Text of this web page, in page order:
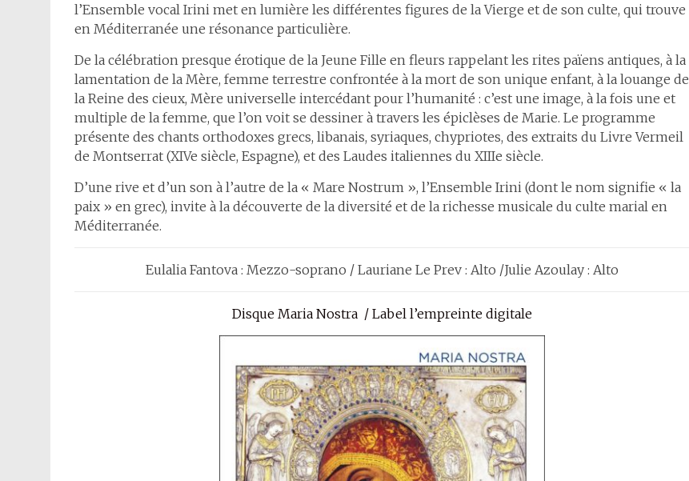
l’Ensemble vocal Irini met en lumière les différentes figures de la Vierge et de son culte, qui trouve
en Méditerranée une résonance particulière.
De la célébration presque érotique de la Jeune Fille en fleurs rappelant les rites païens antiques, à la
lamentation de la Mère, femme terrestre confrontée à la mort de son unique enfant, à la louange de
la Reine des cieux, Mère universelle intercédant pour l’humanité : c’est une image, à la fois une et
multiple de la femme, que l’on voit se dessiner à travers les épiclèses de Marie. Le programme
présente des chants orthodoxes grecs, libanais, syriaques, chypriotes, des extraits du Livre Vermeil
de Montserrat (XIVe siècle, Espagne), et des Laudes italiennes du XIIIe siècle.
D’une rive et d’un son à l’autre de la « Mare Nostrum », l’Ensemble Irini (dont le nom signifie « la
paix » en grec), invite à la découverte de la diversité et de la richesse musicale du culte marial en
Méditerranée.
Eulalia Fantova : Mezzo-soprano / Lauriane Le Prev : Alto /Julie Azoulay : Alto
Disque Maria Nostra / Label l’empreinte digitale